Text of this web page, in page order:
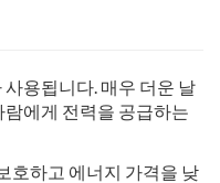
용됩니다. 매우 더운 날
에게 전력을 공급하는
호하고 에너지 가격을 낮